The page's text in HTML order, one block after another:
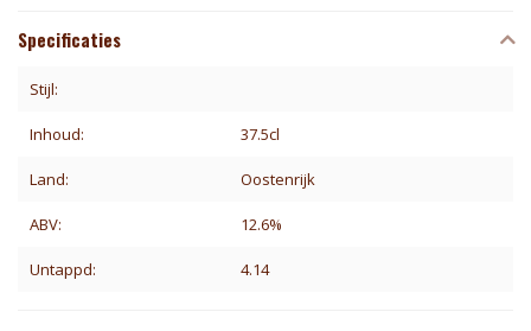
Specificaties
Stijl:
Inhoud: 37.5cl
Land: Oostenrijk
ABV: 12.6%
Untappd: 4.14